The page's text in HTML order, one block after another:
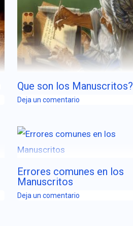
Que son los Manuscritos?
Deja un comentario
Errores comunes en los
Manuscritos
Deja un comentario